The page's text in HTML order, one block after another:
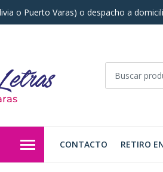
o Puerto Varas) o despacho a
CONTACTO RETIRO